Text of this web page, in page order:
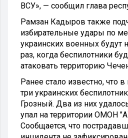
ВСУ», — сообщил глава
Рамзан Кадыров также
избирательные удары по
украинских военных будут
раз, когда беспилотники
атаковать территорию
Ранее стало известно, что
три украинских
Грозный. Два из них
упал на территории ОМОН
Сообщается, что